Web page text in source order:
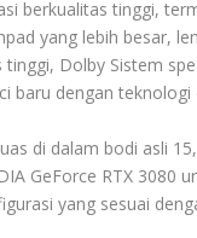
berkualitas tinggi,
yang lebih besar,
Dolby Sistem
baru dengan teknologi
di dalam bodi asli
GeForce RTX 3080
yang sesuai